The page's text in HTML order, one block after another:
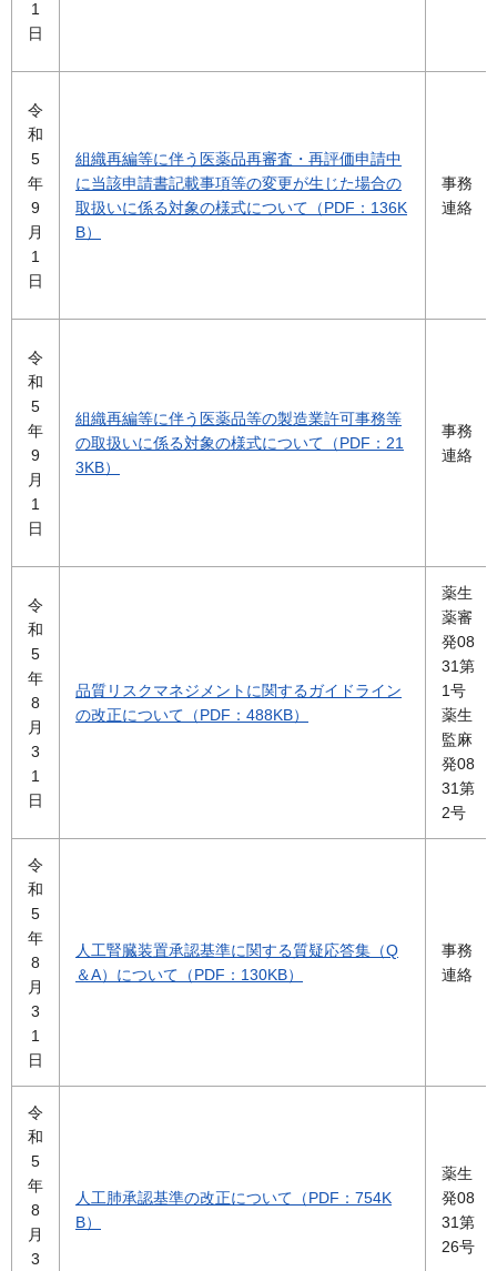
1
日
令
和
5
年
9
月
1
日
組織再編等に伴う医薬品再審査・再評価申請中
に当該申請書記載事項等の変更が生じた場合の
取扱いに係る対象の様式について（PDF：136K
B）
事務
連絡
令
和
5
年
9
月
1
日
組織再編等に伴う医薬品等の製造業許可事務等
の取扱いに係る対象の様式について（PDF：21
3KB）
事務
連絡
令
和
5
年
8
月
3
1
日
品質リスクマネジメントに関するガイドライン
の改正について（PDF：488KB）
薬生
薬審
発08
31第
1号
薬生
監麻
発08
31第
2号
令
和
5
年
8
月
3
1
日
人工腎臓装置承認基準に関する質疑応答集（Q
＆A）について（PDF：130KB）
事務
連絡
令
和
5
年
8
月
3
人工肺承認基準の改正について（PDF：754K
B）
薬生
発08
31第
26号